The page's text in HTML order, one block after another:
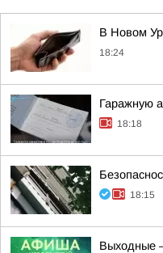
В Новом
18:24
Гаражную
18:18
18:15
Выходные